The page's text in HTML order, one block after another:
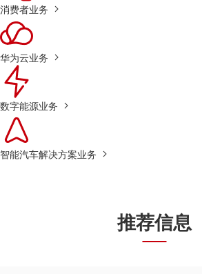
消费者业务
华为云业务
数字能源业务
智能汽车解决方案业务
推荐信息